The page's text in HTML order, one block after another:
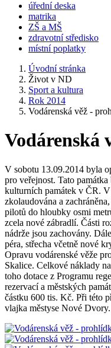
úřední deska
matrika
ZŠ a MŠ
zdravotní středisko
místní poplatky
Úvodní stránka
Život v ND
Sport a kultura
Rok 2014
Vodárenská věž -
Vodárenská
V sobotu 13.09.2014 byla
pro veřejnost. Tato
kulturních památek v ČR. V
zkolaudována a
pilotů do hloubky osmi
zcela nové zábradlí. Části
nádrže jsou zachovány.
péra, střecha včetně nové
Opravu vodárenské věže
Skalice. Celkové náklady
toho dotace z Programu
rezervací a městských
částku 600 tis. Kč. Při této
vlajka městyse Nové Dvory.